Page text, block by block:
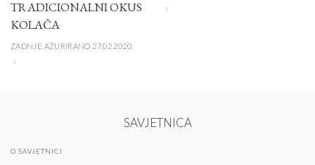
TRADICIONALNI OKUS
KOLAČA
ZADNJE AŽURIRANO 27.02.2020.
SAVJETNICA
O SAVJETNICI